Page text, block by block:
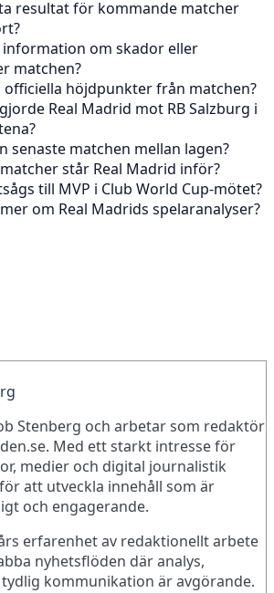
resultat för kommande matcher
information om skador eller
matchen?
officiella höjdpunkter från matchen?
Real Madrid mot RB Salzburg i
senaste matchen mellan lagen?
står Real Madrid inför?
till MVP i Club World Cup-mötet?
om Real Madrids spelaranalyser?
Stenberg och arbetar som redaktör
Med ett starkt intresse för
medier och digital journalistik
att utveckla innehåll som är
och engagerande.
erfarenhet av redaktionellt arbete
nyhetsflöden där analys,
kommunikation är avgörande.